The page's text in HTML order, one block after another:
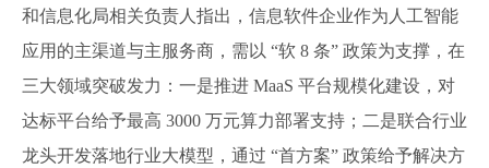
和信息化局相关负责人指出，信息软件企业作为人工智能
应用的主渠道与主服务商，需以 “软 8 条” 政策为支撑，在
三大领域突破发力：一是推进 MaaS 平台规模化建设，对
达标平台给予最高 3000 万元算力部署支持；二是联合行业
龙头开发落地行业大模型，通过 “首方案” 政策给予解决方